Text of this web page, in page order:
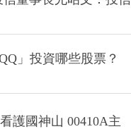
」投資哪些股票？
護國神山 00410A主